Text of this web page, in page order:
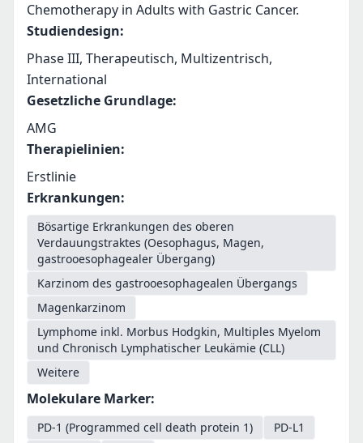
Chemotherapy in Adults with Gastric Cancer.
Studiendesign:
Phase III, Therapeutisch, Multizentrisch,
International
Gesetzliche Grundlage:
AMG
Therapielinien:
Erstlinie
Erkrankungen:
Bösartige Erkrankungen des oberen
Verdauungstraktes (Oesophagus, Magen,
gastrooesophagealer Übergang)
Karzinom des gastrooesophagealen Übergangs
Magenkarzinom
Lymphome inkl. Morbus Hodgkin, Multiples Myelom
und Chronisch Lymphatischer Leukämie (CLL)
Weitere
Molekulare Marker:
PD-1 (Programmed cell death protein 1)
PD-L1